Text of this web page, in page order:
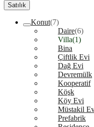
Satılık
Konut(7)
Daire(6)
Villa(1)
Bina
Çiftlik Evi
Dağ Evi
Devremülk
Kooperatif
Köşk
Köy Evi
Müstakil
Prefabrik